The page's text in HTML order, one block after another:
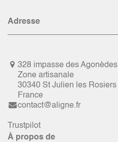
Adresse
328 impasse des Agonèdes
Zone artisanale
30340 St Julien les Rosiers
France
contact@aligne.fr
Trustpilot
À propos de